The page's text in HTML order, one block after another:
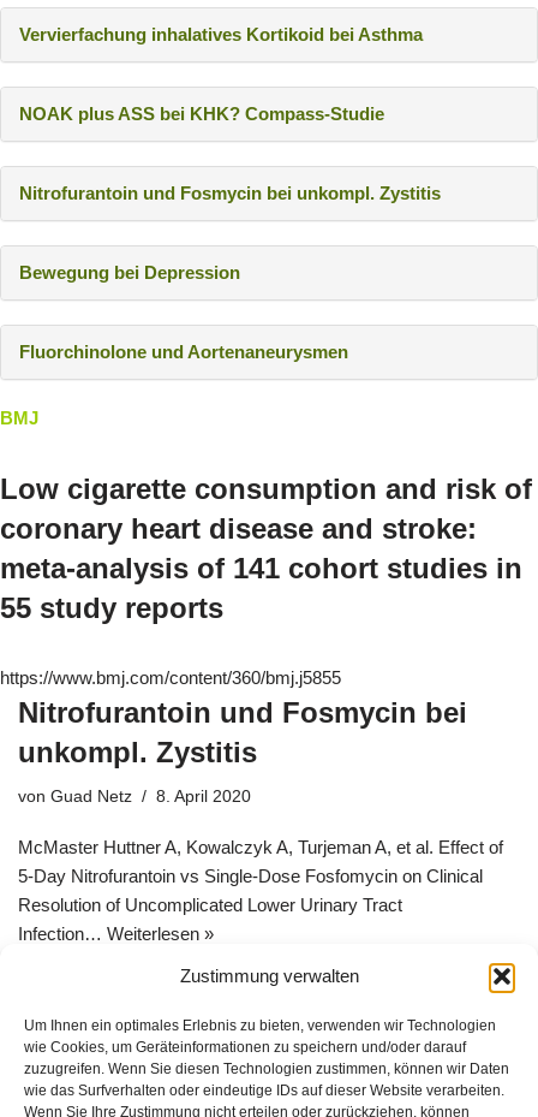
Zustimmung verwalten
Um Ihnen ein optimales Erlebnis zu bieten, verwenden wir Technologien
wie Cookies, um Geräteinformationen zu speichern und/oder darauf
zuzugreifen. Wenn Sie diesen Technologien zustimmen, können wir Daten
wie das Surfverhalten oder eindeutige IDs auf dieser Website verarbeiten.
Wenn Sie Ihre Zustimmung nicht erteilen oder zurückziehen, können
Vervierfachung inhalatives Kortikoid bei Asthma
NOAK plus ASS bei KHK? Compass-Studie
Nitrofurantoin und Fosmycin bei unkompl. Zystitis
Bewegung bei Depression
Fluorchinolone und Aortenaneurysmen
BMJ
Low cigarette consumption and risk of
coronary heart disease and stroke:
meta-analysis of 141 cohort studies in
55 study reports
https://www.bmj.com/content/360/bmj.j5855
Nitrofurantoin und Fosmycin bei
unkompl. Zystitis
von Guad Netz 8. April 2020
McMaster Huttner A, Kowalczyk A, Turjeman A, et al. Effect of
5-Day Nitrofurantoin vs Single-Dose Fosfomycin on Clinical
Resolution of Uncomplicated Lower Urinary Tract
Infection… Weiterlesen »